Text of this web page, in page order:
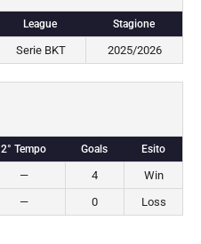
League Stagione
Serie BKT 2025/2026
2° Tempo Goals Esito
— 4
Win
— 0 Loss